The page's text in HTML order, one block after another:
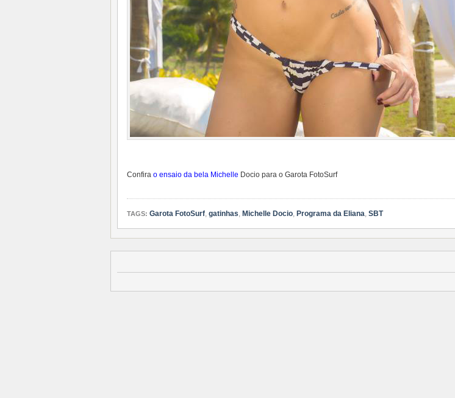
Confira o ensaio da bela Michelle Docio para o Garota FotoSurf
TAGS: Garota FotoSurf, gatinhas, Michelle Docio, Programa da Eliana, SBT